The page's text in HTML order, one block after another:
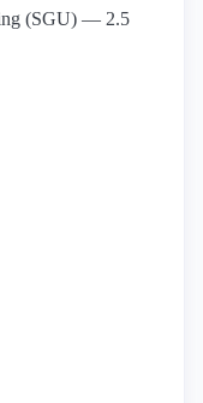
(SGU) — 2.5